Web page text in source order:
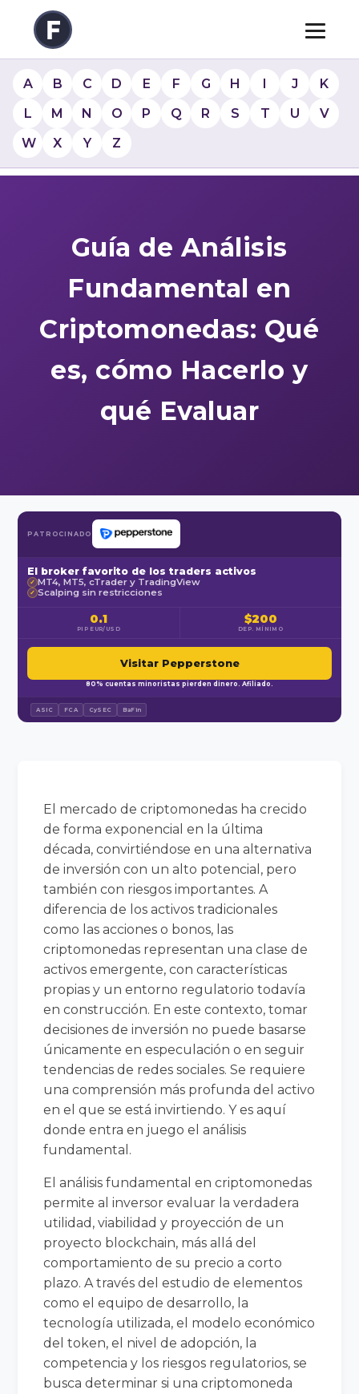
A B C D E F G H I J
K
L
M N O P Q R S T U
V
W
X Y Z
Guía de Análisis
Fundamental en
Criptomonedas: Qué
es, cómo Hacerlo y
qué Evaluar
PATROCINADO
El broker favorito de los traders activos
✓ MT4, MT5, cTrader y TradingView
✓ Scalping sin restricciones
0.1
PIP EUR/USD
$200
DEP. MÍNIMO
Visitar Pepperstone
80% cuentas minoristas pierden dinero. Afiliado.
ASIC FCA CySEC BaFin
El mercado de criptomonedas ha crecido
de forma exponencial en la última
década, convirtiéndose en una alternativa
de inversión con un alto potencial, pero
también con riesgos importantes. A
diferencia de los activos tradicionales
como las acciones o bonos, las
criptomonedas representan una clase de
activos emergente, con características
propias y un entorno regulatorio todavía
en construcción. En este contexto, tomar
decisiones de inversión no puede basarse
únicamente en especulación o en seguir
tendencias de redes sociales. Se requiere
una comprensión más profunda del activo
en el que se está invirtiendo. Y es aquí
donde entra en juego el análisis
fundamental.
El análisis fundamental en criptomonedas
permite al inversor evaluar la verdadera
utilidad, viabilidad y proyección de un
proyecto blockchain, más allá del
comportamiento de su precio a corto
plazo. A través del estudio de elementos
como el equipo de desarrollo, la
tecnología utilizada, el modelo económico
del token, el nivel de adopción, la
competencia y los riesgos regulatorios, se
busca determinar si una criptomoneda